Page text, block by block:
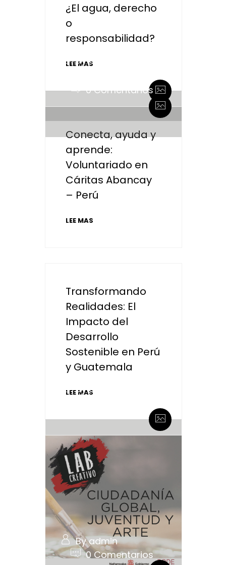
¿El agua, derecho
o
responsabilidad?
LEE MAS
By admin
0 Comentarios
Conecta, ayuda y
aprende:
Voluntariado en
Cáritas Abancay
– Perú
LEE MAS
Transformando
Realidades: El
Impacto del
Desarrollo
Sostenible en Perú
y Guatemala
LEE MAS
By admin
By admin
0 Comentarios